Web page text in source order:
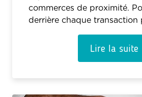
commerces de proximité.
derrière chaque transaction
Lire la suite